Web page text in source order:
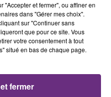
DE REIMS FERME
du centre-ville
"Accepter et fermer", ou affiner en
dans "Gérer mes choix".
sur "Continuer sans
que pour ce site. Vous
votre consentement à tout
situé en bas de chaque page.
fermer